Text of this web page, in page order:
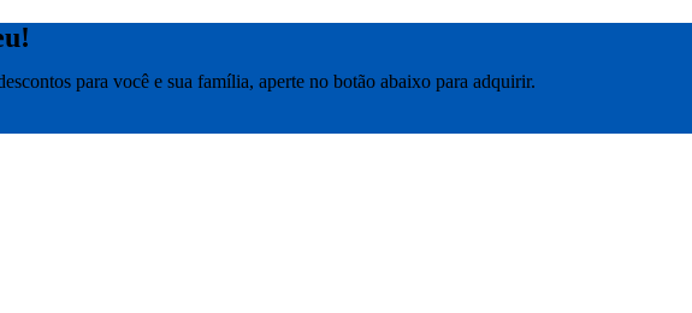
para você e sua família, aperte no botão abaixo para adquirir.